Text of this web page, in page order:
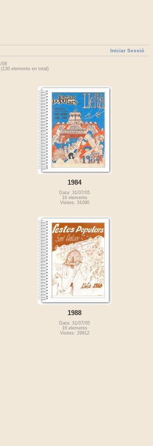
Iniciar Sessió
08
elements en total)
1984
Data: 31/07/05
16 elements
Visites: 31090
1988
Data: 31/07/05
16 elements
Visites: 29912